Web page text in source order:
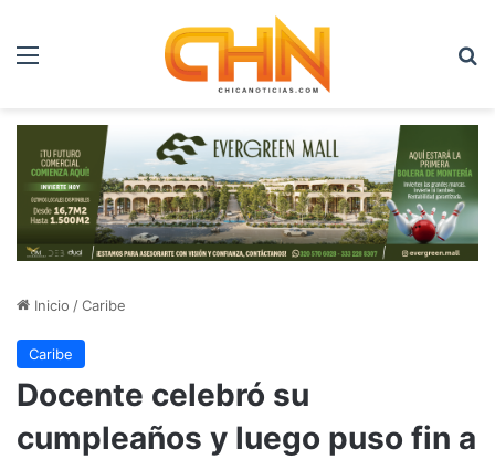
Menú
Inicio /Caribe
Caribe
Docente celebró su
cumpleaños y luego puso fin a